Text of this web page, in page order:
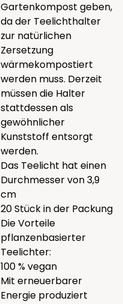
Gartenkompost geben,
da der Teelichthalter
zur natürlichen
Zersetzung
wärmekompostiert
werden muss. Derzeit
müssen die Halter
stattdessen als
gewöhnlicher
Kunststoff entsorgt
werden.
Das Teelicht hat einen
Durchmesser von 3,9
cm
20 Stück in der Packung
Die Vorteile
pflanzenbasierter
Teelichter:
100 % vegan
Mit erneuerbarer
Energie produziert